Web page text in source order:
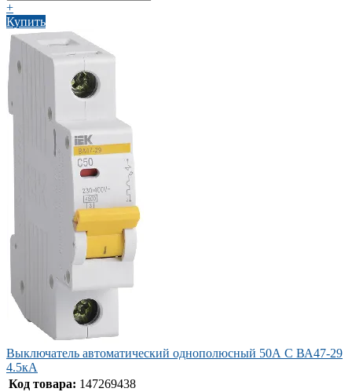
+
Купить
Выключатель автоматический однополюсный 50А С ВА47-29
4.5кА
Код товара: 147269438